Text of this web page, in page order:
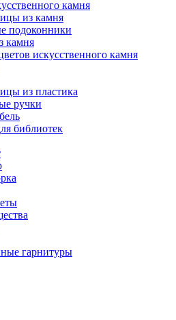
камня
из камня
подоконники
камня
искусственного камня
из пластика
ручки
библиотек
гарнитуры